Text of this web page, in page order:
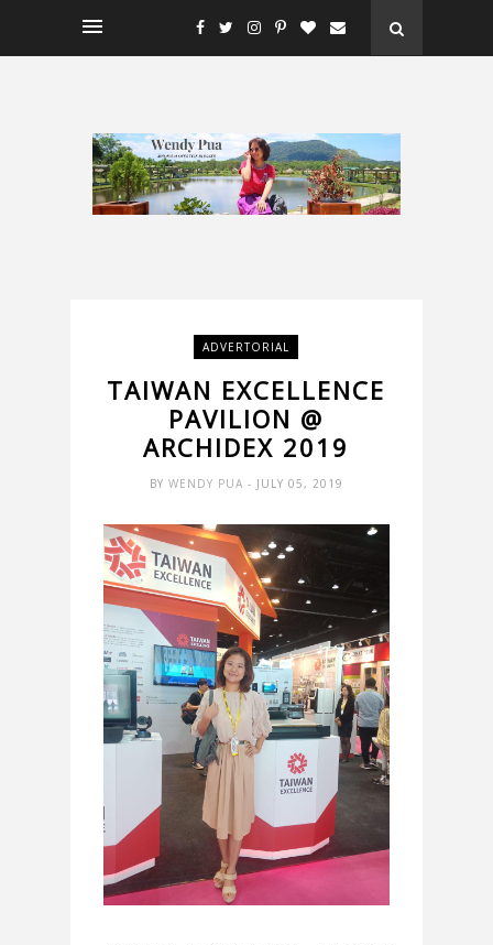
ADVERTORIAL
TAIWAN EXCELLENCE
PAVILION @
ARCHIDEX 2019
BY WENDY PUA - JULY 05, 2019